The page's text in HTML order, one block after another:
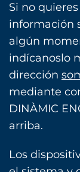
Si no
información
algún
indícanoslo
dirección
mediante
DINÀMIC
arriba.
Los